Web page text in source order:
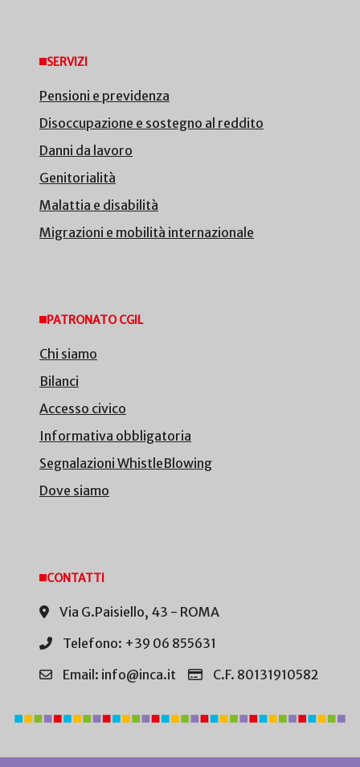
SERVIZI
Pensioni e previdenza
Disoccupazione e sostegno al reddito
Danni da lavoro
Genitorialità
Malattia e disabilità
Migrazioni e mobilità internazionale
PATRONATO CGIL
Chi siamo
Bilanci
Accesso civico
Informativa obbligatoria
Segnalazioni WhistleBlowing
Dove siamo
CONTATTI
Via G.Paisiello, 43 - ROMA
Telefono: +39 06 855631
Email: info@inca.it
C.F. 80131910582